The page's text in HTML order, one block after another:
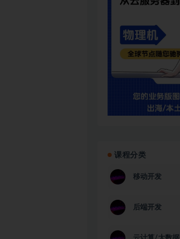
课程分类
移动开发
后端开发